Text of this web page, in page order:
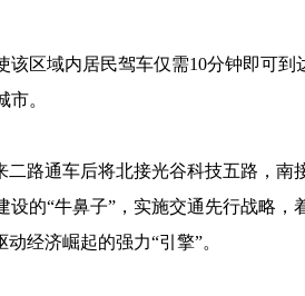
区域内居民驾车仅需10分钟即可到
。
二路通车后将北接光谷科技五路，南
的“牛鼻子”，实施交通先行战略，
经济崛起的强力“引擎”。